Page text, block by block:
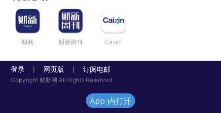
财新 财新周刊 Caixin
登录 网页版 订阅电邮
Copyright 财新网 All Rights Reserved
App 内打开